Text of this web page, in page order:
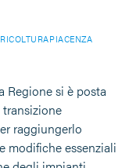
Regione si è posta
raggiungerlo
modifiche essenziali